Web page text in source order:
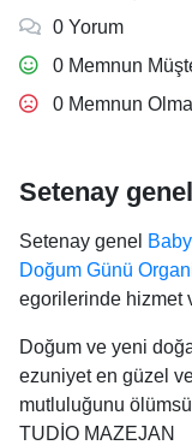
0 Yorum
0 Memnun
0 Memnun
Setenay
Setenay genel
Doğum Günü
egorilerinde hizmet
Doğum ve yeni
ezuniyet en güzel
mutluluğunu
TUDİO MAZEJAN